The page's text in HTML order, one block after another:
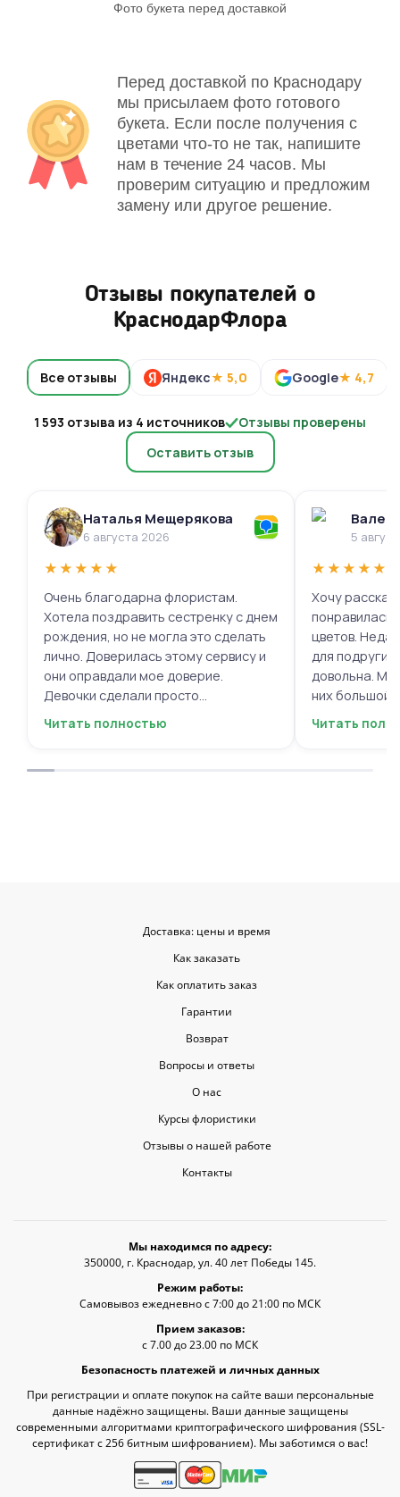
Фото букета перед доставкой
Перед доставкой по Краснодару
мы присылаем фото готового
букета. Если после получения с
цветами что-то не так, напишите
нам в течение 24 часов. Мы
проверим ситуацию и предложим
замену или другое решение.
Отзывы покупателей о
КраснодарФлора
Все отзывы Яндекс★ 5,0 Google★ 4,7
1 593 отзыва из 4 источников
Отзывы проверены
Оставить отзыв
Наталья Мещерякова
6 августа 2026
★★★★★
Очень благодарна флористам.
Хотела поздравить сестренку с днем
рождения, но не могла это сделать
лично. Доверилась этому сервису и
они оправдали мое доверие.
Девочки сделали просто
фантастическую цветочную
для согласования. Все заботливо
Читать полностью
5
★★★★★
Хочу
понравилась
цветов.
для подруги,
довольна.
них большой
композиций,
Читать
Доставка: цены и время
Как заказать
Как оплатить заказ
Гарантии
Возврат
Вопросы и ответы
О нас
Курсы флористики
Отзывы о нашей работе
Контакты
Мы находимся по адресу:
350000, г. Краснодар, ул. 40 лет Победы 145.
Режим работы:
Самовывоз ежедневно с 7:00 до 21:00 по МСК
Прием заказов:
с 7.00 до 23.00 по МСК
Безопасность платежей и личных данных
При регистрации и оплате покупок на сайте ваши персональные
данные надёжно защищены. Ваши данные защищены
современными алгоритмами криптографического шифрования (SSL-
сертификат c 256 битным шифрованием). Мы заботимся о вас!